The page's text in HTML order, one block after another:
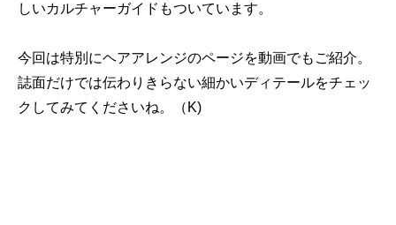
しいカルチャーガイドもついています。
今回は特別にヘアアレンジのページを動画でもご紹介。
誌面だけでは伝わりきらない細かいディテールをチェッ
クしてみてくださいね。（K)